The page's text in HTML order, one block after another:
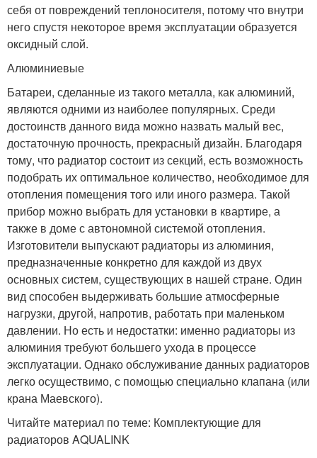
себя от повреждений теплоносителя, потому что внутри
него спустя некоторое время эксплуатации образуется
оксидный слой.
Алюминиевые
Батареи, сделанные из такого металла, как алюминий,
являются одними из наиболее популярных. Среди
достоинств данного вида можно назвать малый вес,
достаточную прочность, прекрасный дизайн. Благодаря
тому, что радиатор состоит из секций, есть возможность
подобрать их оптимальное количество, необходимое для
отопления помещения того или иного размера. Такой
прибор можно выбрать для установки в квартире, а
также в доме с автономной системой отопления.
Изготовители выпускают радиаторы из алюминия,
предназначенные конкретно для каждой из двух
основных систем, существующих в нашей стране. Один
вид способен выдерживать большие атмосферные
нагрузки, другой, напротив, работать при маленьком
давлении. Но есть и недостатки: именно радиаторы из
алюминия требуют большего ухода в процессе
эксплуатации. Однако обслуживание данных радиаторов
легко осуществимо, с помощью специально клапана (или
крана Маевского).
Читайте материал по теме: Комплектующие для
радиаторов AQUALINK